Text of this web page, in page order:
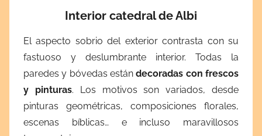
Interior catedral de Albi
El aspecto sobrio del exterior contrasta con su
fastuoso y deslumbrante interior. Todas la
paredes y bóvedas estándecoradas con frescos
y pinturas. Los motivos son variados, desde
pinturas geométricas, composiciones florales,
escenas bíblicas… e incluso maravillosos